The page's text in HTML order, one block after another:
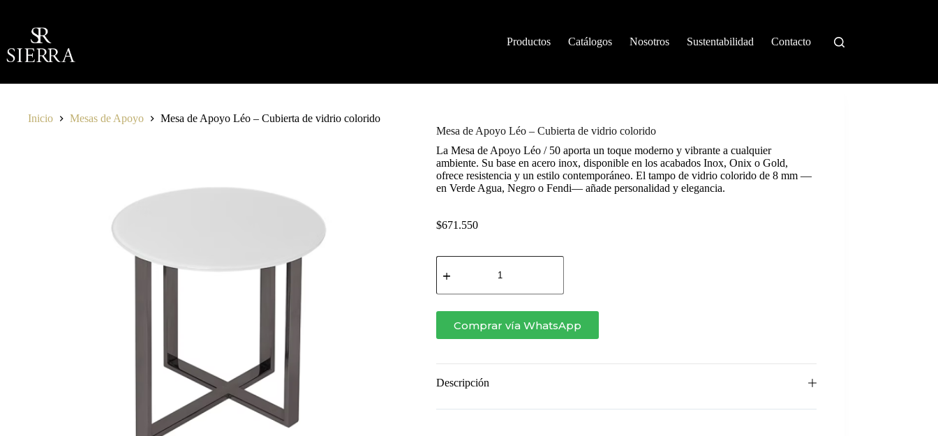
contenido
Productos
Catálogos Nosotros Sustentabilidad Contacto
Inicio Mesas de Apoyo
Mesa de Apoyo Léo – Cubierta de vidrio colorido
Mesa de Apoyo Léo – Cubierta de vidrio colorido
La Mesa de Apoyo Léo / 50 aporta un toque moderno y vibrante a cualquier
ambiente. Su base en acero inox, disponible en los acabados Inox, Onix o Gold,
ofrece resistencia y un estilo contemporáneo. El tampo de vidrio colorido de 8 mm —
en Verde Agua, Negro o Fendi— añade personalidad y elegancia.
$671.550
Mesa
de
Léo
-
Cubierta
cantidad
Comprar vía WhatsApp
Descripción